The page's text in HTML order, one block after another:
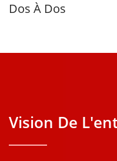
Dos À Dos
Vision De